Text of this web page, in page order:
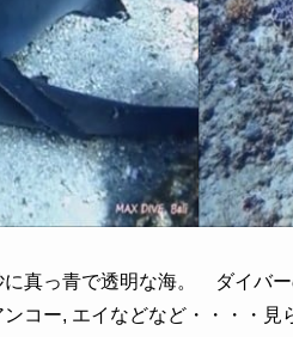
真っ青で透明な海。 ダイバ
ンコー, エイなどなど・・・・